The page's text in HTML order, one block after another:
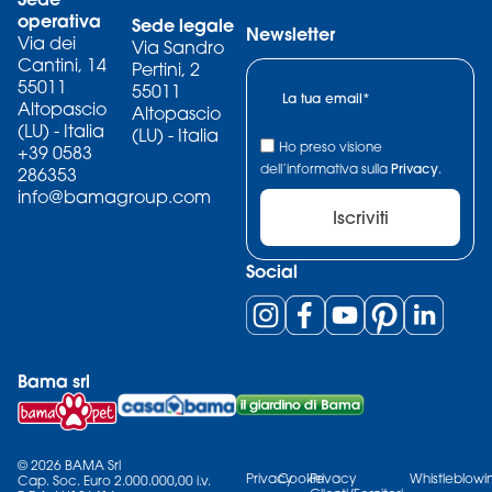
operativa
Via dei
Cantini, 14
55011
Altopascio
(LU) - Italia
+39 0583
286353
info@bamagroup.com
Sede legale
Via Sandro
Pertini, 2
55011
Altopascio
(LU) - Italia
Newsletter
Ho preso visione
dell’informativa sulla Privacy.
Iscriviti
Social
Bama srl
© 2026 BAMA Srl
Cap. Soc. Euro 2.000.000,00 i.v.
PrivacyCookiePrivacy